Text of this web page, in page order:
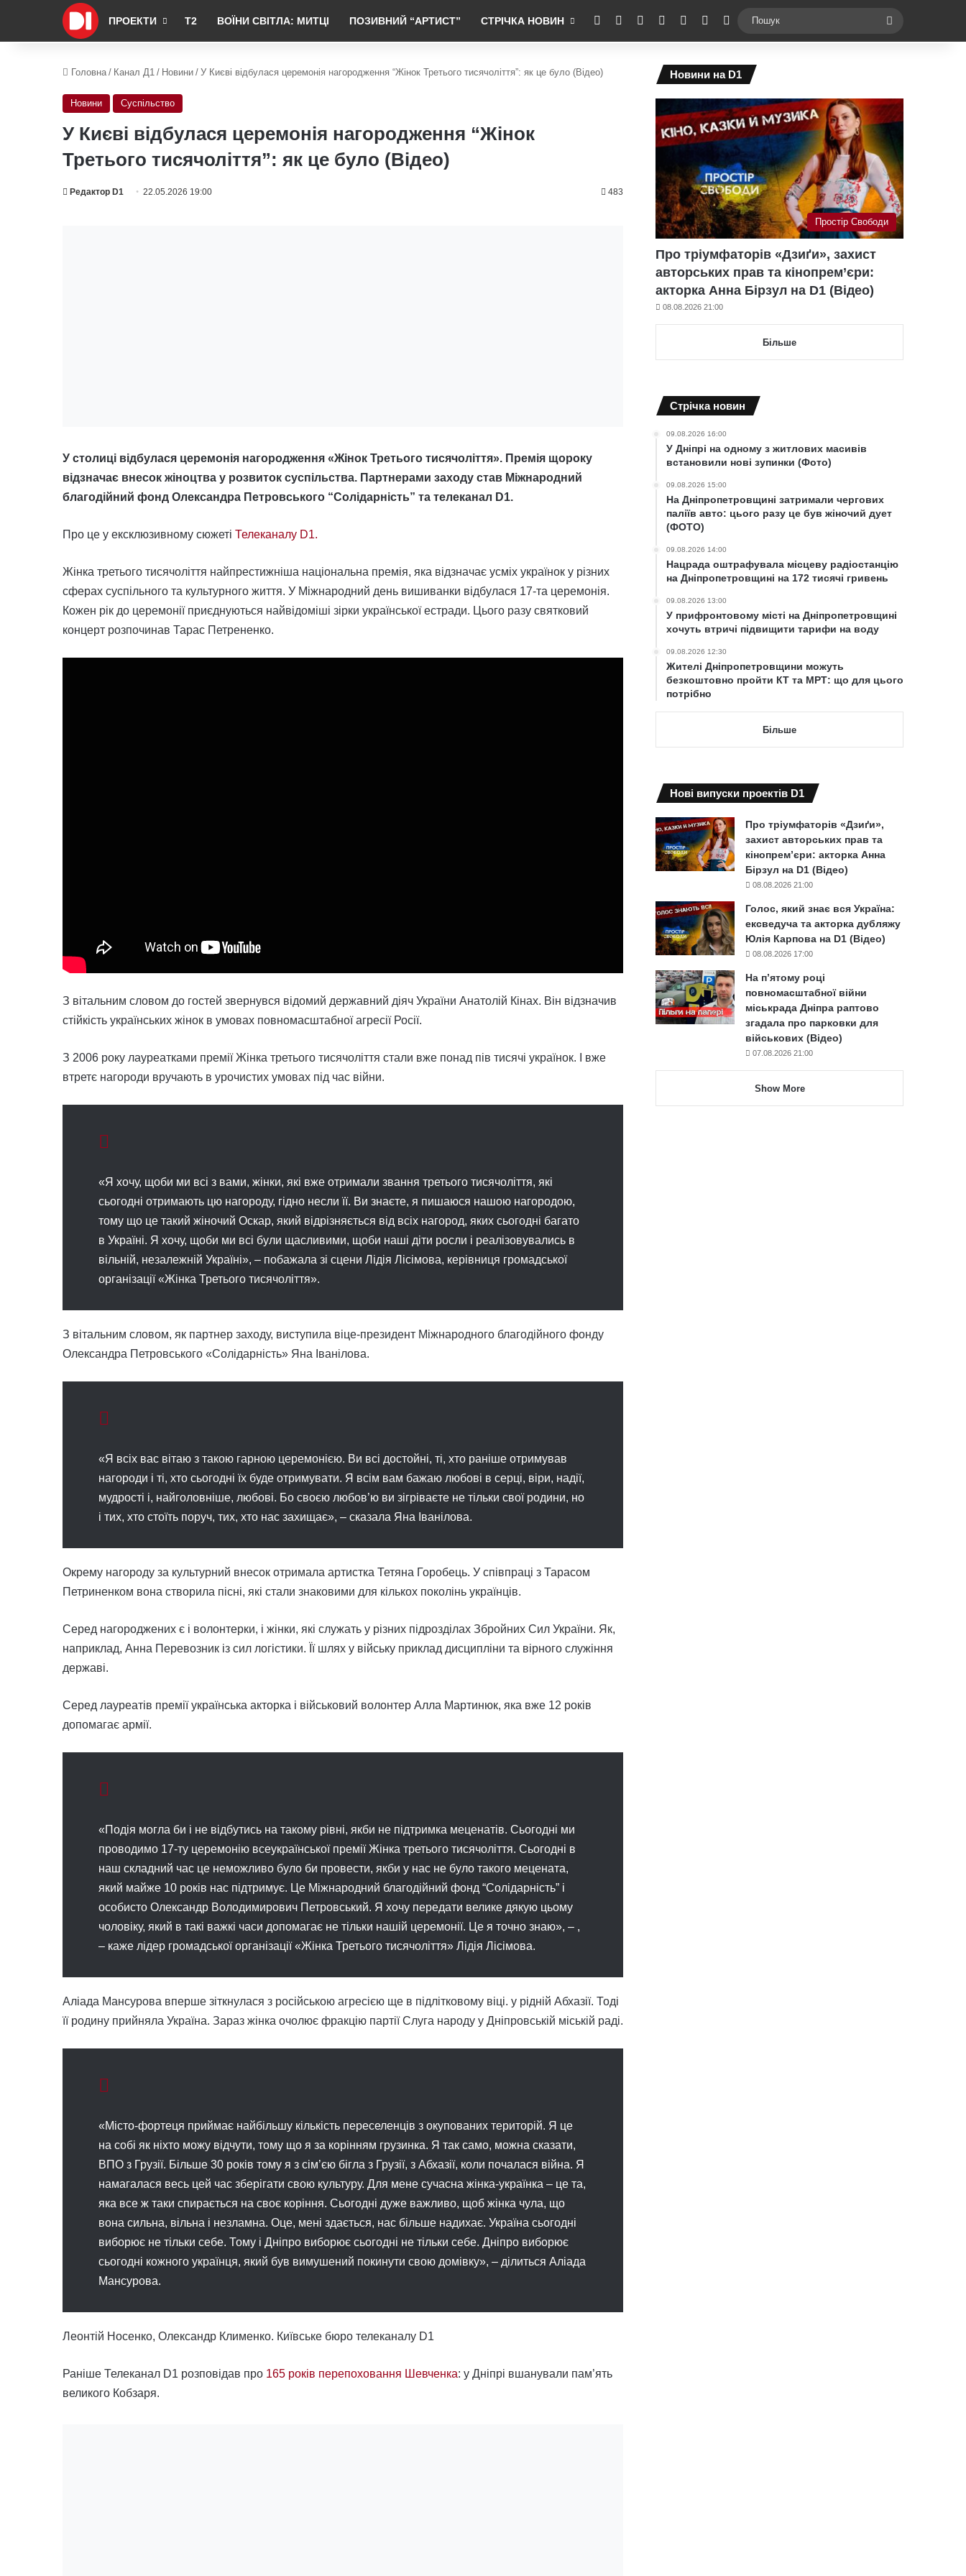
ПРОЕКТИ Т2 ВОЇНИ СВІТЛА: МИТЦІ ПОЗИВНИЙ “АРТИСТ” СТРІЧКА НОВИН RSS Facebook YouTubeInstagramTelegramSwitch skin
Головна / Канал Д1 / Новини / У Києві відбулася церемонія нагородження “Жінок Третього тисячоліття”: як це було (Відео)
Новини Суспільство
У Києві відбулася церемонія нагородження “Жінок
Третього тисячоліття”: як це було (Відео)
Редактор D1 22.05.2026 19:00 483
У столиці відбулася церемонія нагородження «Жінок Третього тисячоліття». Премія щороку
відзначає внесок жіноцтва у розвиток суспільства. Партнерами заходу став Міжнародний
благодійний фонд Олександра Петровського “Солідарність” та телеканал D1.
Про це у ексклюзивному сюжеті Телеканалу D1.
Жінка третього тисячоліття найпрестижніша національна премія, яка відзначає усміх українок у різних
сферах суспільного та культурного життя. У Міжнародний день вишиванки відбулася 17-та церемонія.
Кожен рік до церемонії приєднуються найвідоміші зірки української естради. Цього разу святковий
концерт розпочинав Тарас Петрененко.
З вітальним словом до гостей звернувся відомий державний діяч України Анатолій Кінах. Він відзначив
стійкість українських жінок в умовах повномасштабної агресії Росії.
З 2006 року лауреатками премії Жінка третього тисячоліття стали вже понад пів тисячі українок. І вже
втретє нагороди вручають в урочистих умовах під час війни.
«Я хочу, щоби ми всі з вами, жінки, які вже отримали звання третього тисячоліття, які
сьогодні отримають цю нагороду, гідно несли її. Ви знаєте, я пишаюся нашою нагородою,
тому що це такий жіночий Оскар, який відрізняється від всіх нагород, яких сьогодні багато
в Україні. Я хочу, щоби ми всі були щасливими, щоби наші діти росли і реалізовувались в
вільній, незалежній Україні», – побажала зі сцени Лідія Лісімова, керівниця громадської
організації «Жінка Третього тисячоліття».
З вітальним словом, як партнер заходу, виступила віце-президент Міжнародного благодійного фонду
Олександра Петровського «Солідарність» Яна Іванілова.
«Я всіх вас вітаю з такою гарною церемонією. Ви всі достойні, ті, хто раніше отримував
нагороди і ті, хто сьогодні їх буде отримувати. Я всім вам бажаю любові в серці, віри, надії,
мудрості і, найголовніше, любові. Бо своєю любов’ю ви зігріваєте не тільки свої родини, но
і тих, хто стоїть поруч, тих, хто нас захищає», – сказала Яна Іванілова.
Окрему нагороду за культурний внесок отримала артистка Тетяна Горобець. У співпраці з Тарасом
Петриненком вона створила пісні, які стали знаковими для кількох поколінь українців.
Серед нагороджених є і волонтерки, і жінки, які служать у різних підрозділах Збройних Сил України. Як,
наприклад, Анна Перевозник із сил логістики. Її шлях у війську приклад дисципліни та вірного служіння
державі.
Серед лауреатів премії українська акторка і військовий волонтер Алла Мартинюк, яка вже 12 років
допомагає армії.
«Подія могла би і не відбутись на такому рівні, якби не підтримка меценатів. Сьогодні ми
проводимо 17-ту церемонію всеукраїнської премії Жінка третього тисячоліття. Сьогодні в
наш складний час це неможливо було би провести, якби у нас не було такого мецената,
який майже 10 років нас підтримує. Це Міжнародний благодійний фонд “Солідарність” і
особисто Олександр Володимирович Петровський. Я хочу передати велике дякую цьому
чоловіку, який в такі важкі часи допомагає не тільки нашій церемонії. Це я точно знаю», – ,
– каже лідер громадської організації «Жінка Третього тисячоліття» Лідія Лісімова.
Аліада Мансурова вперше зіткнулася з російською агресією ще в підлітковому віці. у рідній Абхазії. Тоді
її родину прийняла Україна. Зараз жінка очолює фракцію партії Слуга народу у Дніпровській міській раді.
«Місто-фортеця приймає найбільшу кількість переселенців з окупованих територій. Я це
на собі як ніхто можу відчути, тому що я за корінням грузинка. Я так само, можна сказати,
ВПО з Грузії. Більше 30 років тому я з сім’єю бігла з Грузії, з Абхазії, коли почалася війна. Я
намагалася весь цей час зберігати свою культуру. Для мене сучасна жінка-українка – це та,
яка все ж таки спирається на своє коріння. Сьогодні дуже важливо, щоб жінка чула, що
вона сильна, вільна і незламна. Оце, мені здається, нас більше надихає. Україна сьогодні
виборює не тільки себе. Тому і Дніпро виборює сьогодні не тільки себе. Дніпро виборює
сьогодні кожного українця, який був вимушений покинути свою домівку», – ділиться Аліада
Мансурова.
Леонтій Носенко, Олександр Клименко. Київське бюро телеканалу D1
Раніше Телеканал D1 розповідав про 165 років перепоховання Шевченка: у Дніпрі вшанували пам’ять
великого Кобзаря.
Новини на D1
Простір Свободи
Про тріумфаторів «Дзиґи», захист
авторських прав та кінопрем’єри:
акторка Анна Бірзул на D1 (Відео)
08.08.2026 21:00
Більше
Cтрічка новин
09.08.2026 16:00
У Дніпрі на одному з житлових масивів
встановили нові зупинки (Фото)
09.08.2026 15:00
На Дніпропетровщині затримали чергових
паліїв авто: цього разу це був жіночий дует
(ФОТО)
09.08.2026 14:00
Нацрада оштрафувала місцеву радіостанцію
на Дніпропетровщині на 172 тисячі гривень
09.08.2026 13:00
У прифронтовому місті на Дніпропетровщині
хочуть втричі підвищити тарифи на воду
09.08.2026 12:30
Жителі Дніпропетровщини можуть
безкоштовно пройти КТ та МРТ: що для цього
потрібно
Більше
Нові випуски проектів D1
Про тріумфаторів «Дзиґи»,
захист авторських прав та
кінопрем’єри: акторка Анна
Бірзул на D1 (Відео)
08.08.2026 21:00
Голос, який знає вся Україна:
ексведуча та акторка дубляжу
Юлія Карпова на D1 (Відео)
08.08.2026 17:00
На п’ятому році
повномасштабної війни
міськрада Дніпра раптово
згадала про парковки для
військових (Відео)
07.08.2026 21:00
Show More